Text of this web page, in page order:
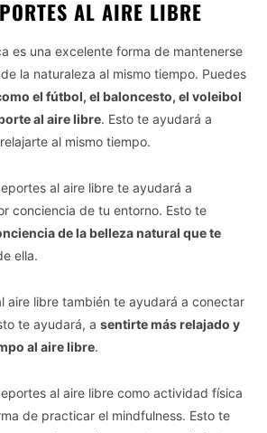
AL AIRE LIBRE
es una excelente forma de mantenerse
la naturaleza al mismo tiempo. Puedes
el fútbol, el baloncesto, el voleibol
al aire libre. Esto te ayudará a
al mismo tiempo.
al aire libre te ayudará a
conciencia de tu entorno. Esto te
de la belleza natural que te
ella.
aire libre también te ayudará a conectar
te ayudará, a sentirte más relajado y
al aire libre.
al aire libre como actividad física
de practicar el mindfulness. Esto te